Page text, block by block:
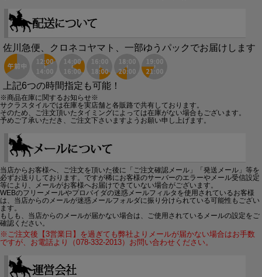
佐川急便、クロネコヤマト、一部ゆうパックでお届けします
上記6つの時間指定も可能！
※商品在庫に関するお知らせ※
サクラスタイルでは在庫を実店舗と各販路で共有しております。
そのため、ご注文頂いたタイミングによっては在庫がない場合もございます。
予めご了承いただき、ご注文下さいますようお願い申し上げます。
当店からお客様へ、ご注文を頂いた後に「ご注文確認メール」「発送メール」等を
必ずお送りしております。ですが稀にお客様のサーバーのエラーやメール受信設定
等により、メールがお客様へお届けできていない場合がございます。
WEBのフリーメールやプロバイダの迷惑メールフィルタを使用されているお客様
は、当店からのメールが迷惑メールフォルダに振り分けられている可能性もござい
ます。
もしも、当店からのメールが届かない場合は、ご使用されているメールの設定をご
確認ください。
※ご注文後【3営業日】を過ぎても弊社よりメールが届かない場合はお手数
ですが、お電話より（078-332-2013）お問い合わせください。